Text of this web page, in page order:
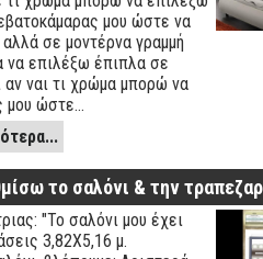
μου ώστε να
αλλά σε μοντέρνα γραμμή
να επιλέξω έπιπλα σε
αν ναι τι χρώμα μπορώ να
μου ώστε…
το σαλόνι & την
"Το σαλόνι μου έχει
3,82Χ5,16 μ.